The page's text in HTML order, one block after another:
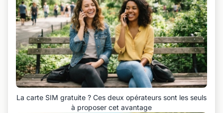
La carte SIM gratuite ? Ces deux opérateurs sont les seuls
à proposer cet avantage